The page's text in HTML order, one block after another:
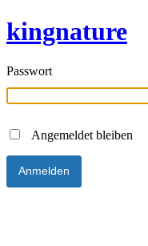
kingnature
Passwort
Angemeldet bleiben